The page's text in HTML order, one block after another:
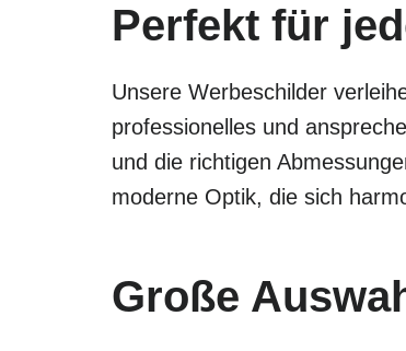
Perfekt für
Unsere Werbeschilder
professionelles und
und die richtigen
moderne Optik, die sich
Große